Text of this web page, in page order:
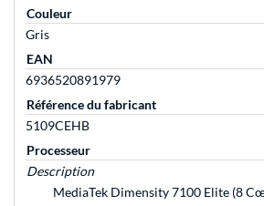
Couleur
Gris
EAN
6936520891979
Référence du fabricant
5109CEHB
Processeur
Description
MediaTek Dimensity 7100 Elite (8